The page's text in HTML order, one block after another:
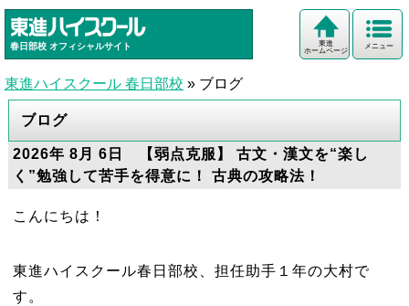
春日部校 オフィシャルサイト メニュー
東進
ホームページ
東進ハイスクール 春日部校 » ブログ
ブログ
2026年 8月 6日 【弱点克服】 古文・漢文を“楽し
く”勉強して苦手を得意に！ 古典の攻略法！
こんにちは！
東進ハイスクール春日部校、担任助手１年の大村で
す。